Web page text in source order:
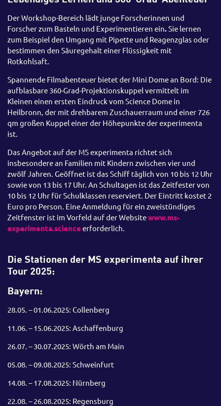
Der Workshop-Bereich lädt junge Forscherinnen und
Forscher zum Basteln und Experimentieren ein.Sie lernen
zum Beispiel den Umgang mit Pipette und Reagenzglas oder
bestimmen den Säuregehalt einer Flüssigkeit mit
Rotkohlsaft.
Spannende Filmabenteuer bietet der Mini Dome an Bord: Die
aufblasbare 360-Grad-Projektionskuppel vermittelt im
Kleinen einen ersten Eindruck vom Science Dome in
Heilbronn, der mit drehbarem Zuschauerraum und einer 726
qm großen Kuppel einer der Höhepunkte der experimenta
ist.
Das Angebot auf der MS experimenta richtet sich
insbesondere an Familien mit Kindern zwischen vier und
zwölf Jahren. Geöffnet ist das Schiff täglich von 10 bis 12 Uhr
sowie von 13 bis 17 Uhr. An Schultagen ist das Zeitfester von
10 bis 12 Uhr für Schulklassen reserviert. Der Eintritt kostet 2
Euro pro Person. Eine Anmeldung für ein zweistündiges
Zeitfenster ist im Vorfeld auf der Websitewww.ms-
experimenta.science erforderlich.
Die Stationen der MS experimenta auf ihrer
Tour 2025:
Bayern:
28.05. – 01.06.2025: Collenberg
11.06. – 15.06.2025: Aschaffenburg
26.07. – 30.07.2025: Wörth am Main
05.08. – 09.08.2025: Schweinfurt
14.08. – 17.08.2025: Nürnberg
22.08. – 26.08.2025: Regensburg